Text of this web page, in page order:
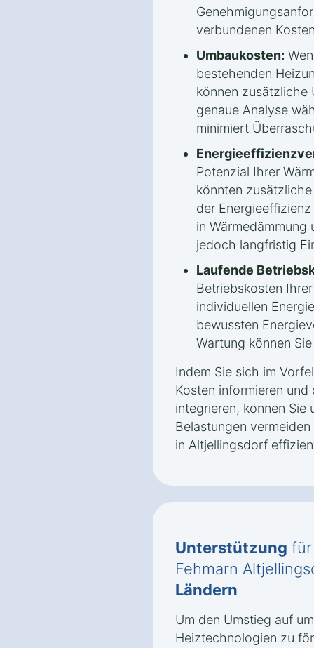
verbundenen
Umbaukosten:
bestehenden
können zusätzliche
genaue Analyse
minimiert
Potenzial Ihrer
könnten
der
in Wärmedämmung
jedoch langfristig
Laufende
Betriebskosten
individuellen
bewussten
Wartung können
Indem Sie sich im
Kosten informieren und
integrieren, können Sie
Belastungen
in Altjellingsdorf
Unterstützung für
Fehmarn
Ländern
Um den Umstieg auf
Heiztechnologien zu